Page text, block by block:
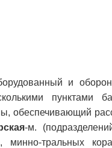
и
пунктами
обеспечивающий
-м.
минно-тральных